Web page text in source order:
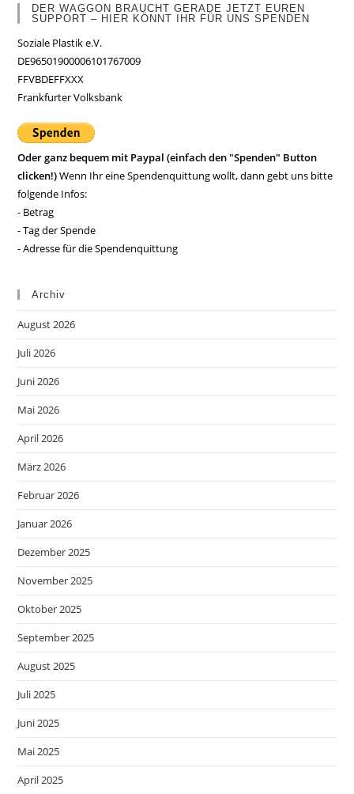
DER WAGGON BRAUCHT GERADE JETZT EUREN
SUPPORT – HIER KÖNNT IHR FÜR UNS SPENDEN
Soziale Plastik e.V.
DE96501900006101767009
FFVBDEFFXXX
Frankfurter Volksbank
Oder ganz bequem mit Paypal (einfach den "Spenden" Button
clicken!)Wenn Ihr eine Spendenquittung wollt, dann gebt uns bitte
folgende Infos:
- Betrag
- Tag der Spende
- Adresse für die Spendenquittung
Archiv
August 2026
Juli 2026
Juni 2026
Mai 2026
April 2026
März 2026
Februar 2026
Januar 2026
Dezember 2025
November 2025
Oktober 2025
September 2025
August 2025
Juli 2025
Juni 2025
Mai 2025
April 2025